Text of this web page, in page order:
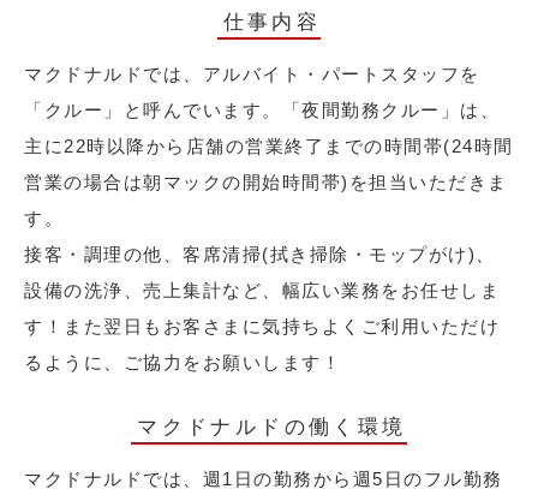
仕事内容
マクドナルドでは、アルバイト・パートスタッフを
「クルー」と呼んでいます。「夜間勤務クルー」は、
主に22時以降から店舗の営業終了までの時間帯(24時間
営業の場合は朝マックの開始時間帯)を担当いただきま
す。
接客・調理の他、客席清掃(拭き掃除・モップがけ)、
設備の洗浄、売上集計など、幅広い業務をお任せしま
す！また翌日もお客さまに気持ちよくご利用いただけ
るように、ご協力をお願いします！
マクドナルドの働く環境
マクドナルドでは、週1日の勤務から週5日のフル勤務